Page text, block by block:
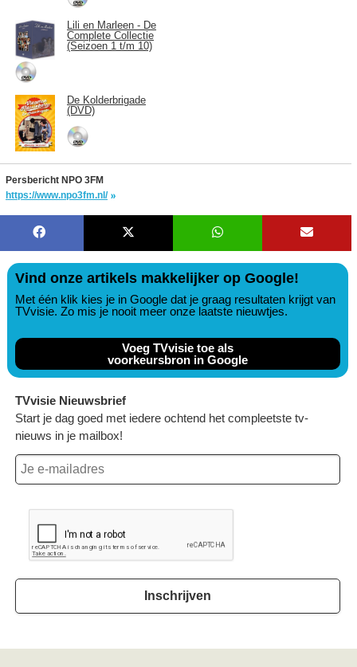
Lili en Marleen - De
Complete Collectie
(Seizoen 1 t/m 10)
De Kolderbrigade
(DVD)
Persbericht NPO 3FM
https://www.npo3fm.nl/
Vind onze artikels makkelijker op Google!
Met één klik kies je in Google dat je graag resultaten krijgt van
TVvisie. Zo mis je nooit meer onze laatste nieuwtjes.
Voeg TVvisie toe als
voorkeursbron in Google
TVvisie Nieuwsbrief
Start je dag goed met iedere ochtend het compleetste tv-
nieuws in je mailbox!
Inschrijven